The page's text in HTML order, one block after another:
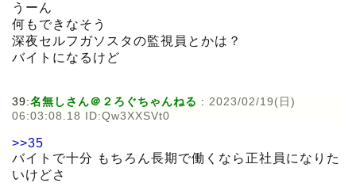
うーん
何もできなそう
深夜セルフガソスタの監視員とかは？
バイトになるけど
39:名無しさん＠２ろぐちゃんねる : 2023/02/19(日)
06:03:08.18 ID:Qw3XXSVt0
>>35
バイトで十分 もちろん長期で働くなら正社員になりた
いけどさ